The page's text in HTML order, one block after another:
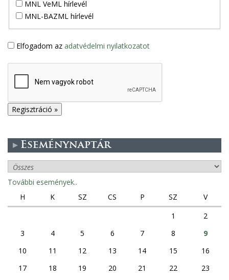
MNL VeML hírlevél
MNL-BAZML hírlevél
Elfogadom az adatvédelmi nyilatkozatot
Eseménynaptár
További események..
H
K SZ CS P SZ
V
1
2
3
4 5 6 7 8
9
10
11 12 13 14 15
16
17
18 19 20 21 22
23